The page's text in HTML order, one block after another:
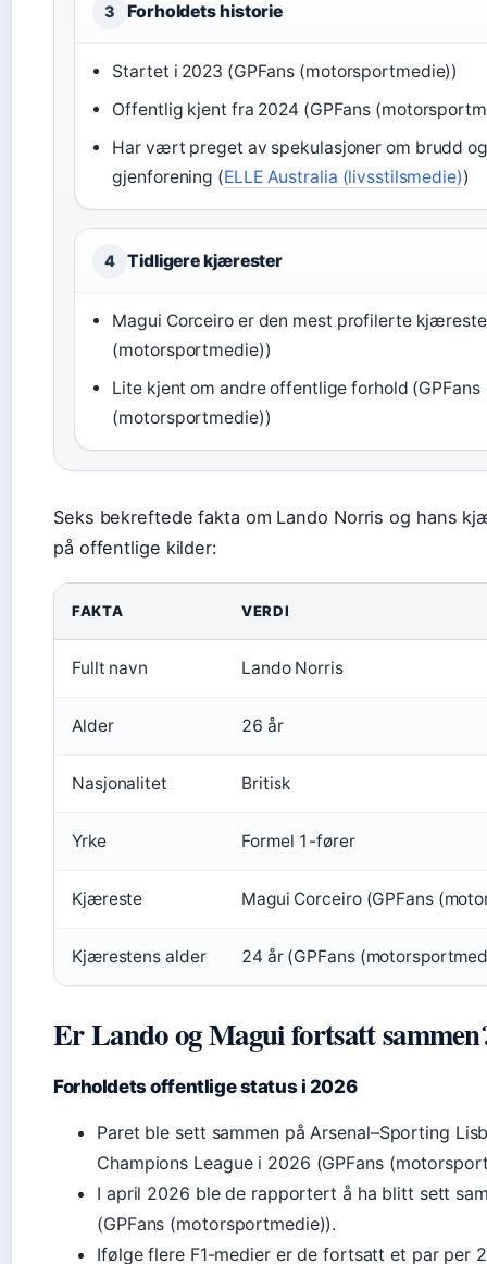
3 Forholdets historie
Startet i 2023 (GPFans (motorsportmedie))
Offentlig kjent fra 2024 (GPFans
Har vært preget av spekulasjoner om brudd og
gjenforening (ELLE Australia (livsstilsmedie))
4 Tidligere kjærester
Magui Corceiro er den mest profilerte
(motorsportmedie))
Lite kjent om andre offentlige forhold (GPFans
(motorsportmedie))
Seks bekreftede fakta om Lando Norris og hans
på offentlige kilder:
FAKTA VERDI
Fullt navn Lando Norris
Alder 26 år
Nasjonalitet Britisk
Yrke Formel 1-fører
Kjæreste Magui Corceiro (GPFans
Kjærestens alder 24 år (GPFans
Er Lando og Magui fortsatt
Forholdets offentlige status i 2026
Paret ble sett sammen på Arsenal–Sporting
Champions League i 2026 (GPFans
I april 2026 ble de rapportert å ha blitt sett
(GPFans (motorsportmedie)).
Ifølge flere F1-medier er de fortsatt et par per